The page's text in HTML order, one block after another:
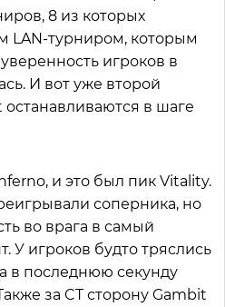
8 из которых
LAN-турниром, которым
игроков в
И вот уже второй
в шаге
и это был пик Vitality.
соперника, но
во врага в самый
У игроков будто тряслись
в последнюю секунду
за CT сторону Gambit